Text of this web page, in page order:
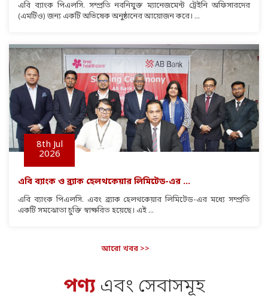
এবি ব্যাংক পিএলসি. সম্প্রতি নবনিযুক্ত ম্যানেজমেন্ট ট্রেইনি অফিসারদের
(এমটিও) জন্য একটি অভিষেক অনুষ্ঠানের আয়োজন করে। ...
এবি ব্যাংক ও ব্র্যাক হেলথকেয়ার লিমিটেড-এর ...
এবি ব্যাংক পিএলসি. এবং ব্র্যাক হেলথকেয়ার লিমিটেড-এর মধ্যে সম্প্রতি
একটি সমঝোতা চুক্তি স্বাক্ষরিত হয়েছে। এই ...
8th Jul
2026
আরো খবর >>
পণ্য এবং সেবাসমূহ